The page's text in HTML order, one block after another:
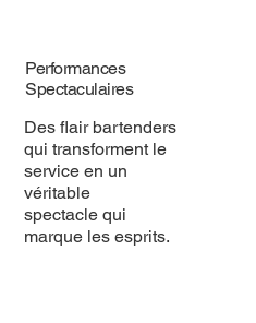
Performances
Spectaculaires
Des flair bartenders
qui transforment le
service en un
véritable
spectacle qui
marque les esprits.